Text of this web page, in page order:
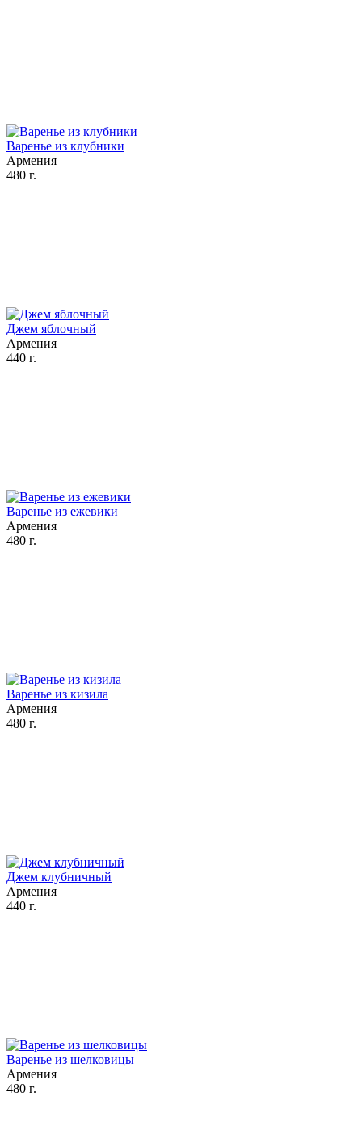
Варенье из клубники
Армения
480 г.
Джем яблочный
Армения
440 г.
Варенье из ежевики
Армения
480 г.
Варенье из кизила
Армения
480 г.
Джем клубничный
Армения
440 г.
Варенье из шелковицы
Армения
480 г.